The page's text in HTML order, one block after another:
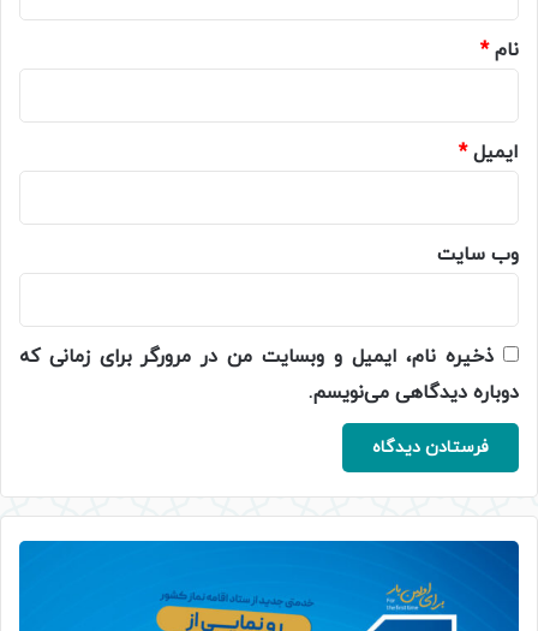
نام*
ایمیل*
وب‌ سایت
ذخیره نام، ایمیل و وبسایت من در مرورگر برای زمانی که
دوباره دیدگاهی می‌نویسم.